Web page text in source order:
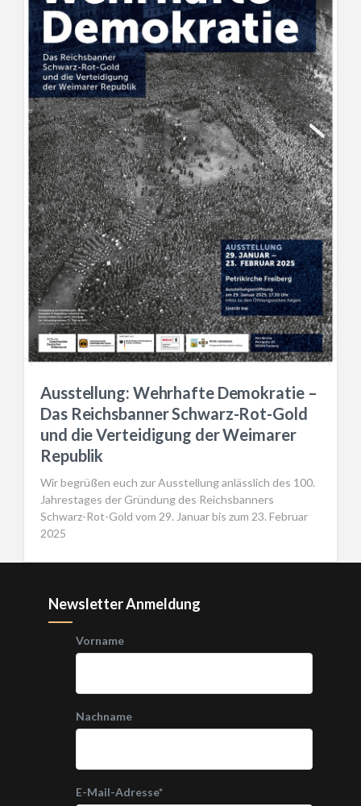
Ausstellung: Wehrhafte Demokratie –
Das Reichsbanner Schwarz-Rot-Gold
und die Verteidigung der Weimarer
Republik
Wir begrüßen euch zur Ausstellung anlässlich des 100.
Jahrestages der Gründung des Reichsbanners
Schwarz-Rot-Gold vom 29. Januar bis zum 23. Februar
2025
Newsletter Anmeldung
Vorname
Nachname
E-Mail-Adresse*